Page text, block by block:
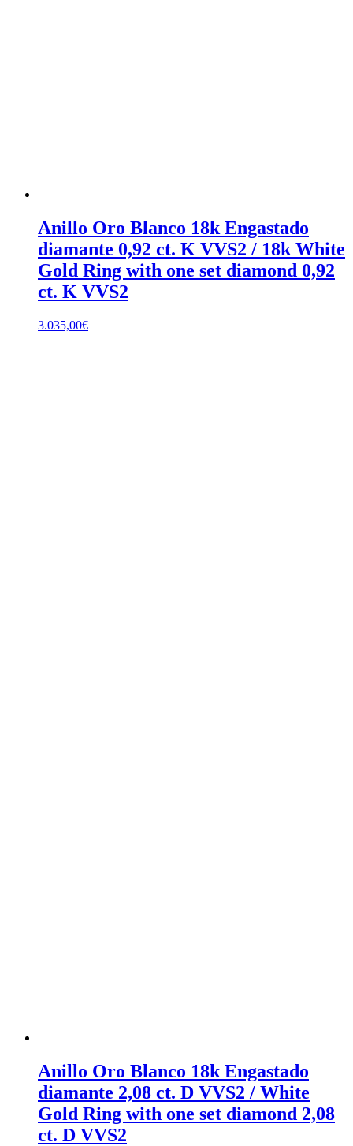
Anillo Oro Blanco 18k Engastado
diamante 0,92 ct. K VVS2 / 18k White
Gold Ring with one set diamond 0,92
ct. K VVS2
3.035,00€
Anillo Oro Blanco 18k Engastado
diamante 2,08 ct. D VVS2 / White
Gold Ring with one set diamond 2,08
ct. D VVS2